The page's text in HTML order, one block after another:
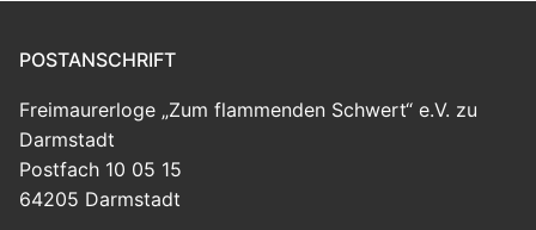
POSTANSCHRIFT
Freimaurerloge „Zum flammenden Schwert“ e.V. zu
Darmstadt
Postfach 10 05 15
64205 Darmstadt